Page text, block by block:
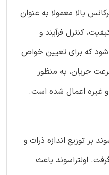
بالا معمولا به عنوان
کنترل فرآیند و
که برای تعیین خواص
جریان، به منظور
و غیره اعمال شده است.
بر توزیع اندازه ذرات و
اولتراسوند باعث